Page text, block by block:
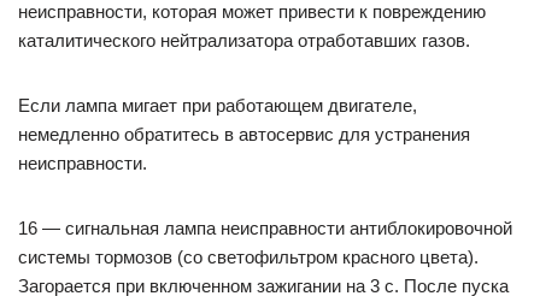
неисправности, которая может привести к повреждению
каталитического нейтрализатора отработавших газов.
Если лампа мигает при работающем двигателе,
немедленно обратитесь в автосервис для устранения
неисправности.
16 — сигнальная лампа неисправности антиблокировочной
системы тормозов (со светофильтром красного цвета).
Загорается при включенном зажигании на 3 с. После пуска